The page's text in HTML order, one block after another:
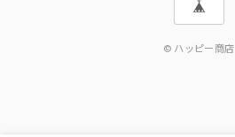
© ハッピー商店